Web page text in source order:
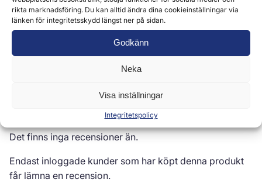
rikta marknadsföring. Du kan alltid ändra dina cookieinställningar via
länken för integritetsskydd längst ner på sidan.
Godkänn
Neka
Visa inställningar
Integritetspolicy
Recensioner (0)
Det finns inga recensioner än.
Endast inloggade kunder som har köpt denna produkt
får lämna en recension.